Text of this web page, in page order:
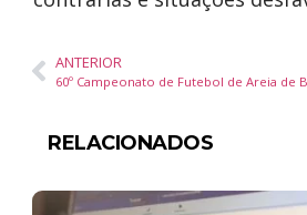
ANTERIOR
RELACIONADOS